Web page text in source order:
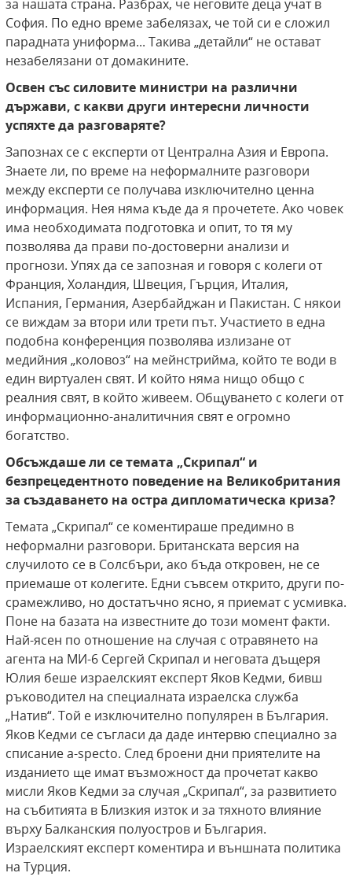
за нашата страна. Разбрах, че неговите деца учат в
София. По едно време забелязах, че той си е сложил
парадната униформа... Такива „детайли“ не остават
незабелязани от домакините.
Освен със силовите министри на различни
държави, с какви други интересни личности
успяхте да разговаряте?
Запознах се с експерти от Централна Азия и Европа.
Знаете ли, по време на неформалните разговори
между експерти се получава изключително ценна
информация. Нея няма къде да я прочетете. Ако човек
има необходимата подготовка и опит, то тя му
позволява да прави по-достоверни анализи и
прогнози. Упях да се запозная и говоря с колеги от
Франция, Холандия, Швеция, Гърция, Италия,
Испания, Германия, Азербайджан и Пакистан. С някои
се виждам за втори или трети път. Участието в една
подобна конференция позволява излизане от
медийния „коловоз“ на мейнстрийма, който те води в
един виртуален свят. И който няма нищо общо с
реалния свят, в който живеем. Общуването с колеги от
информационно-аналитичния свят е огромно
богатство.
Обсъждаше ли се темата „Скрипал“ и
безпрецедентното поведение на Великобритания
за създаването на остра дипломатическа криза?
Темата „Скрипал“ се коментираше предимно в
неформални разговори. Британската версия на
случилото се в Солсбъри, ако бъда откровен, не се
приемаше от колегите. Едни съвсем открито, други по-
срамежливо, но достатъчно ясно, я приемат с усмивка.
Поне на базата на известните до този момент факти.
Най-ясен по отношение на случая с отравянето на
агента на МИ-6 Сергей Скрипал и неговата дъщеря
Юлия беше израелският експерт Яков Кедми, бивш
ръководител на специалната израелска служба
„Натив“. Той е изключително популярен в България.
Яков Кедми се съгласи да даде интервю специално за
списание a-specto. След броени дни приятелите на
изданието ще имат възможност да прочетат какво
мисли Яков Кедми за случая „Скрипал“, за развитието
на събитията в Близкия изток и за тяхното влияние
върху Балканския полуостров и България.
Израелският експерт коментира и външната политика
на Турция.